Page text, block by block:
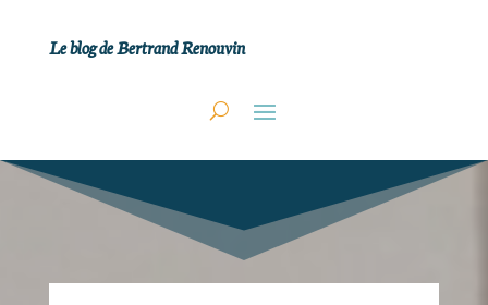
Le blog de Bertrand Renouvin